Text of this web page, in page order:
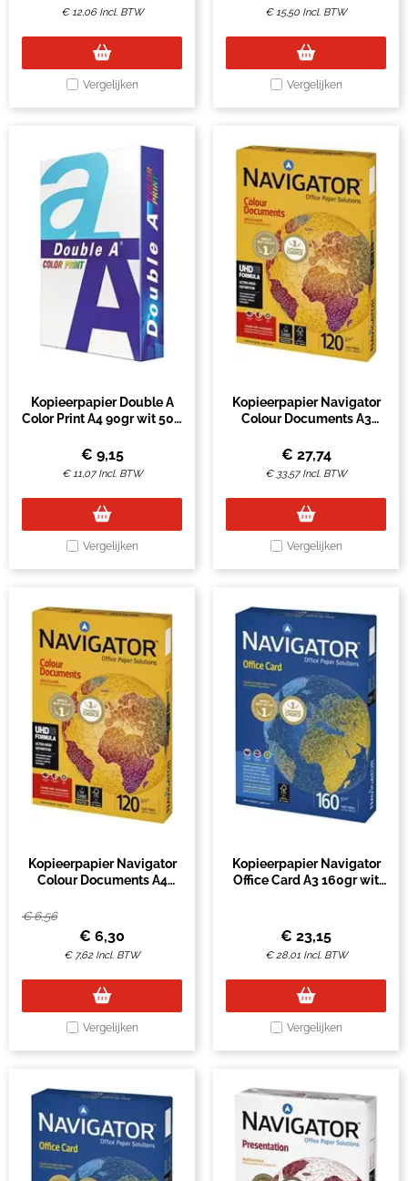
€12,06 Incl. BTW
Vergelijken
€15,50 Incl. BTW
Vergelijken
Kopieerpapier Double A
Color Print A4 90gr wit 500
€ 9,15
€11,07 Incl. BTW
Vergelijken
Kopieerpapier Navigator
Colour Documents A3
€ 27,74
€ 33,57 Incl. BTW
Vergelijken
Kopieerpapier Navigator
Colour Documents A4
€6,56
€ 6,30
€ 7,62 Incl. BTW
Vergelijken
Kopieerpapier Navigator
Office Card A3 160gr wit
€ 23,15
€28,01 Incl. BTW
Vergelijken